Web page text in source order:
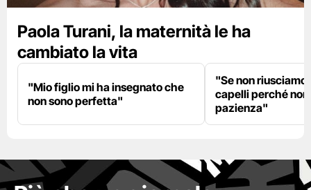
Paola Turani, la maternità le ha
cambiato la vita
"Mio figlio mi ha insegnato che
non sono perfetta"
"Se non riusciamo
capelli perché
pazienza"